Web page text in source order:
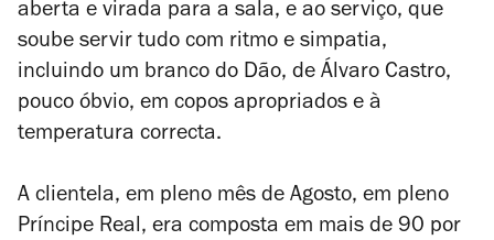
aberta e virada para a sala, e ao serviço, que
soube servir tudo com ritmo e simpatia,
incluindo um branco do Dão, de Álvaro Castro,
pouco óbvio, em copos apropriados e à
temperatura correcta.
A clientela, em pleno mês de Agosto, em pleno
Príncipe Real, era composta em mais de 90 por